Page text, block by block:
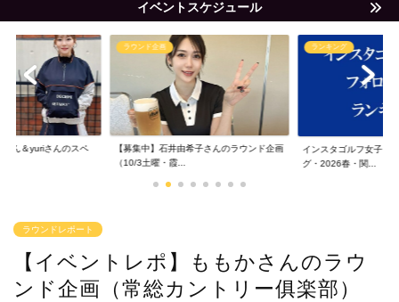
イベントスケジュール
ん＆yuriさんのスペ
ラウンド企画
【募集中】石井由希子さんのラウンド企画
（10/3土曜・霞...
ランキング
インスタゴルフ女子フ
グ・2026春・関...
ラウンドレポート
【イベントレポ】ももかさんのラウ
ンド企画（常総カントリー俱楽部）